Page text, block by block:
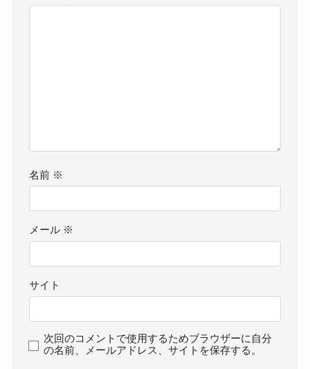
名前 ※
メール ※
サイト
次回のコメントで使用するためブラウザーに自分
の名前、メールアドレス、サイトを保存する。